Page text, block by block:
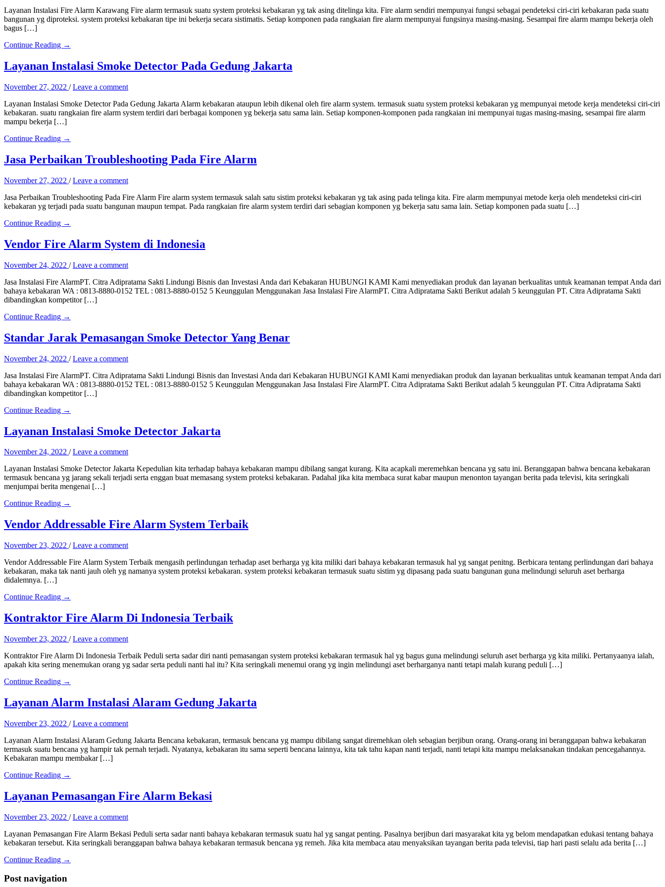
Layanan Instalasi Fire Alarm Karawang Fire alarm termasuk suatu system proteksi kebakaran yg tak asing ditelinga kita. Fire alarm sendiri mempunyai fungsi sebagai pendeteksi ciri-ciri kebakaran pada suatu
bangunan yg diproteksi. system proteksi kebakaran tipe ini bekerja secara sistimatis. Setiap komponen pada rangkaian fire alarm mempunyai fungsinya masing-masing. Sesampai fire alarm mampu bekerja oleh
bagus […]
Continue Reading →
Layanan Instalasi Smoke Detector Pada Gedung Jakarta
November 27, 2022 /Leave a comment
Layanan Instalasi Smoke Detector Pada Gedung Jakarta Alarm kebakaran ataupun lebih dikenal oleh fire alarm system. termasuk suatu system proteksi kebakaran yg mempunyai metode kerja mendeteksi ciri-ciri
kebakaran. suatu rangkaian fire alarm system terdiri dari berbagai komponen yg bekerja satu sama lain. Setiap komponen-komponen pada rangkaian ini mempunyai tugas masing-masing, sesampai fire alarm
mampu bekerja […]
Continue Reading →
Jasa Perbaikan Troubleshooting Pada Fire Alarm
November 27, 2022 /Leave a comment
Jasa Perbaikan Troubleshooting Pada Fire Alarm Fire alarm system termasuk salah satu sistim proteksi kebakaran yg tak asing pada telinga kita. Fire alarm mempunyai metode kerja oleh mendeteksi ciri-ciri
kebakaran yg terjadi pada suatu bangunan maupun tempat. Pada rangkaian fire alarm system terdiri dari sebagian komponen yg bekerja satu sama lain. Setiap komponen pada suatu […]
Continue Reading →
Vendor Fire Alarm System di Indonesia
November 24, 2022 /Leave a comment
Jasa Instalasi Fire AlarmPT. Citra Adipratama Sakti Lindungi Bisnis dan Investasi Anda dari Kebakaran HUBUNGI KAMI Kami menyediakan produk dan layanan berkualitas untuk keamanan tempat Anda dari
bahaya kebakaran WA : 0813-8880-0152 TEL : 0813-8880-0152 5 Keunggulan Menggunakan Jasa Instalasi Fire AlarmPT. Citra Adipratama Sakti Berikut adalah 5 keunggulan PT. Citra Adipratama Sakti
dibandingkan kompetitor […]
Continue Reading →
Standar Jarak Pemasangan Smoke Detector Yang Benar
November 24, 2022 /Leave a comment
Jasa Instalasi Fire AlarmPT. Citra Adipratama Sakti Lindungi Bisnis dan Investasi Anda dari Kebakaran HUBUNGI KAMI Kami menyediakan produk dan layanan berkualitas untuk keamanan tempat Anda dari
bahaya kebakaran WA : 0813-8880-0152 TEL : 0813-8880-0152 5 Keunggulan Menggunakan Jasa Instalasi Fire AlarmPT. Citra Adipratama Sakti Berikut adalah 5 keunggulan PT. Citra Adipratama Sakti
dibandingkan kompetitor […]
Continue Reading →
Layanan Instalasi Smoke Detector Jakarta
November 24, 2022 /Leave a comment
Layanan Instalasi Smoke Detector Jakarta Kepedulian kita terhadap bahaya kebakaran mampu dibilang sangat kurang. Kita acapkali meremehkan bencana yg satu ini. Beranggapan bahwa bencana kebakaran
termasuk bencana yg jarang sekali terjadi serta enggan buat memasang system proteksi kebakaran. Padahal jika kita membaca surat kabar maupun menonton tayangan berita pada televisi, kita seringkali
menjumpai berita mengenai […]
Continue Reading →
Vendor Addressable Fire Alarm System Terbaik
November 23, 2022 /Leave a comment
Vendor Addressable Fire Alarm System Terbaik mengasih perlindungan terhadap aset berharga yg kita miliki dari bahaya kebakaran termasuk hal yg sangat penitng. Berbicara tentang perlindungan dari bahaya
kebakaran, maka tak nanti jauh oleh yg namanya system proteksi kebakaran. system proteksi kebakaran termasuk suatu sistim yg dipasang pada suatu bangunan guna melindungi seluruh aset berharga
didalemnya. […]
Continue Reading →
Kontraktor Fire Alarm Di Indonesia Terbaik
November 23, 2022 /Leave a comment
Kontraktor Fire Alarm Di Indonesia Terbaik Peduli serta sadar diri nanti pemasangan system proteksi kebakaran termasuk hal yg bagus guna melindungi seluruh aset berharga yg kita miliki. Pertanyaanya ialah,
apakah kita sering menemukan orang yg sadar serta peduli nanti hal itu? Kita seringkali menemui orang yg ingin melindungi aset berharganya nanti tetapi malah kurang peduli […]
Continue Reading →
Layanan Alarm Instalasi Alaram Gedung Jakarta
November 23, 2022 /Leave a comment
Layanan Alarm Instalasi Alaram Gedung Jakarta Bencana kebakaran, termasuk bencana yg mampu dibilang sangat diremehkan oleh sebagian berjibun orang. Orang-orang ini beranggapan bahwa kebakaran
termasuk suatu bencana yg hampir tak pernah terjadi. Nyatanya, kebakaran itu sama seperti bencana lainnya, kita tak tahu kapan nanti terjadi, nanti tetapi kita mampu melaksanakan tindakan pencegahannya.
Kebakaran mampu membakar […]
Continue Reading →
Layanan Pemasangan Fire Alarm Bekasi
November 23, 2022 /Leave a comment
Layanan Pemasangan Fire Alarm Bekasi Peduli serta sadar nanti bahaya kebakaran termasuk suatu hal yg sangat penting. Pasalnya berjibun dari masyarakat kita yg belom mendapatkan edukasi tentang bahaya
kebakaran tersebut. Kita seringkali beranggapan bahwa bahaya kebakaran termasuk bencana yg remeh. Jika kita membaca atau menyaksikan tayangan berita pada televisi, tiap hari pasti selalu ada berita […]
Continue Reading →
Post navigation